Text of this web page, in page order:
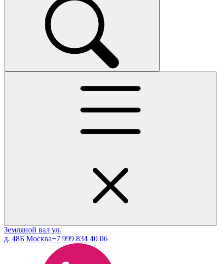
Земляной вал ул.
д. 48Б Москва+7 999 834 40 06